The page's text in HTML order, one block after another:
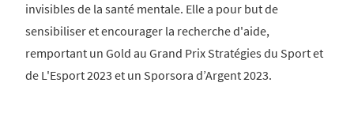
invisibles de la santé mentale. Elle a pour but de
sensibiliser et encourager la recherche d'aide,
remportant un Gold au Grand Prix Stratégies du Sport et
de L'Esport 2023 et un Sporsora d’Argent 2023.